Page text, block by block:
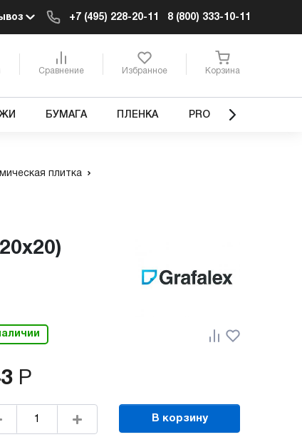
+7 (495) 228-20-11 8 (800) 333-10-11
Сравнение Избранное Корзина
БУМАГА ПЛЕНКА PRO
плитка
Р
В корзину